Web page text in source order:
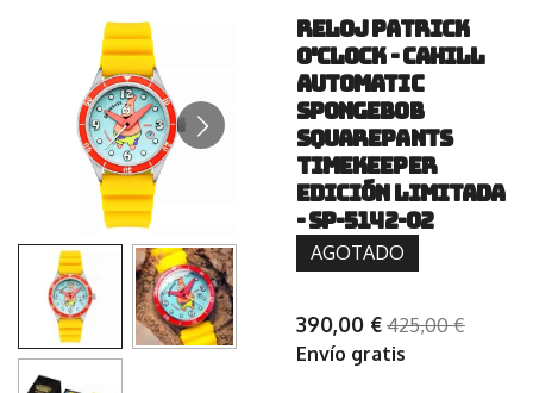
Reloj PATRICK
O'CLOCK - CAHILL
AUTOMATIC
SPONGEBOB
SQUAREPANTS
TIMEKEEPER
EDICIÓN LIMITADA
- SP-5142-02
AGOTADO
390,00 €425,00 €
Envío gratis